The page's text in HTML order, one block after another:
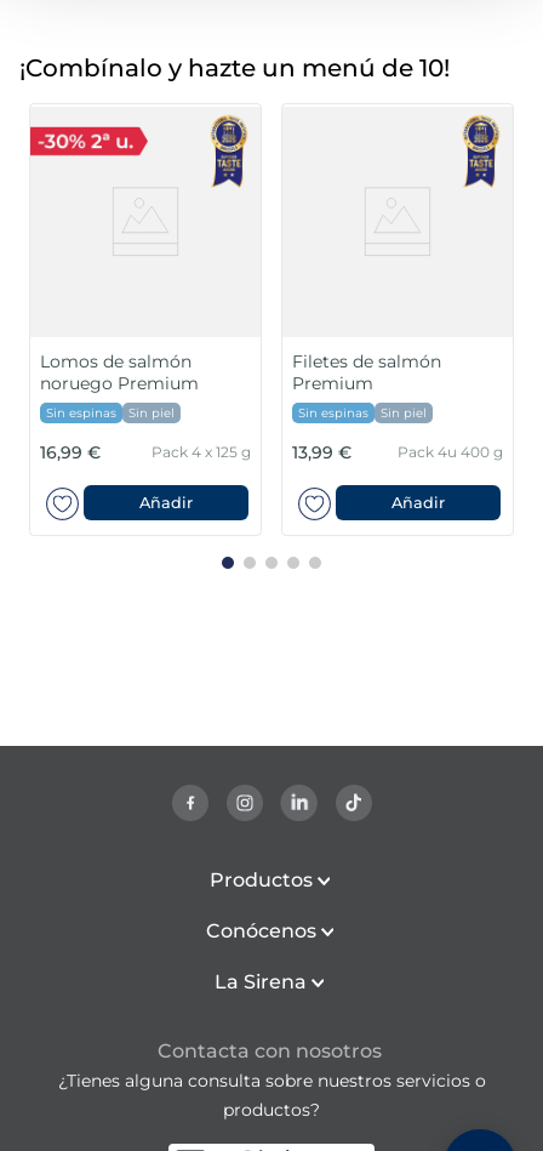
¡Combínalo y hazte un menú de 10!
Lomos de salmón
noruego Premium
Sin espinas Sin piel
16,99 € Pack 4 x 125 g
Añadir
Filetes de salmón
Premium
Sin espinas Sin piel
13,99 € Pack 4u 400 g
Añadir
Productos
Conócenos
La Sirena
Contacta con nosotros
¿Tienes alguna consulta sobre nuestros servicios o
productos?